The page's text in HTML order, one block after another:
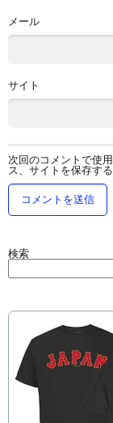
メール
サイト
次回のコメントで使
ス、サイトを保存する
検索